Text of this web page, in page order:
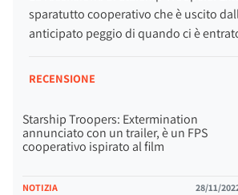
sparatutto cooperativo che è uscito
anticipato peggio di quando ci è
RECENSIONE
Starship Troopers: Extermination
annunciato con un trailer, è un FPS
cooperativo ispirato al film
NOTIZIA 28/11/